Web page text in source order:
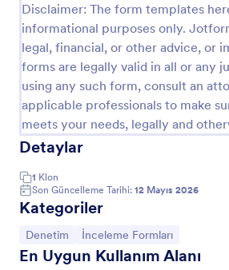
Disclaimer: The form templates
informational purposes only.
legal, financial, or other advice, or
forms are legally valid in all or any
using any such form, consult an
applicable professionals to make
meets your needs, legally and
Detaylar
1 Klon
Son Güncelleme Tarihi: 12 Mayıs 2026
Kategoriler
Kategoriye git:
Denetim Kategoriye git:
İnceleme Formları
En Uygun Kullanım Alanı
satış mağazası işletirken sık sık
yapmak çok önemlidir. Tüm satın
etmek için envanter yönetim formu
sipariş vermediğinizden emin
yapmanız gereken formumuzu
kişiselleştirmek ve stok
için kullanmanız. Jotform’un
formu ile istediğiniz cihazdan
sağlayabilirsiniz. Hatta mağazanızın
uyacak şekilde bile
edebilir, elinizdeki envanteri sayabilir
olmayan kaç ürününüz olduğunu
Daha fazla alan ekleyerek, formdaki
özelleştirerek ya da tema seçerek
göre envanter yönetim formumuzu
ihtiyaçlarınıza göre
Go to Category:
İş Formları
Şablon Kullan
Önizleme